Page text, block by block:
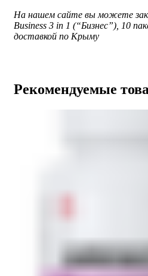
На нашем сайте вы можете
Business 3 in 1 (“Бизнес”), 10
доставкой по Крыму
Рекомендуемые